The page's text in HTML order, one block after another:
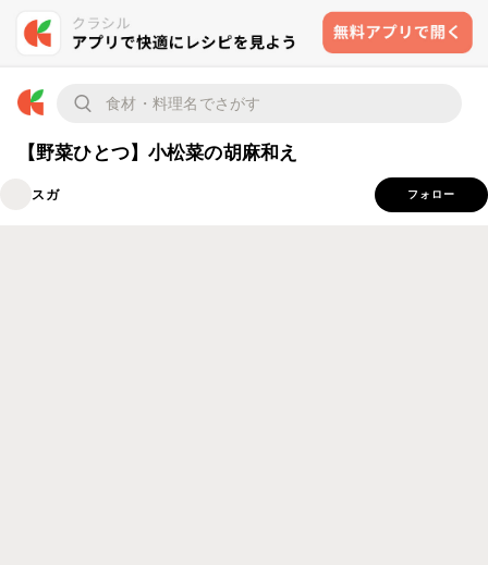
【野菜ひとつ】小松菜の胡麻和え
スガ フォロー